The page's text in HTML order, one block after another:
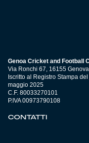
Genoa Cricket and Football
Via Ronchi 67, 16155
Iscritto al Registro Stampa
maggio 2025
C.F. 80033270101
P.IVA 00973790108
CONTATTI